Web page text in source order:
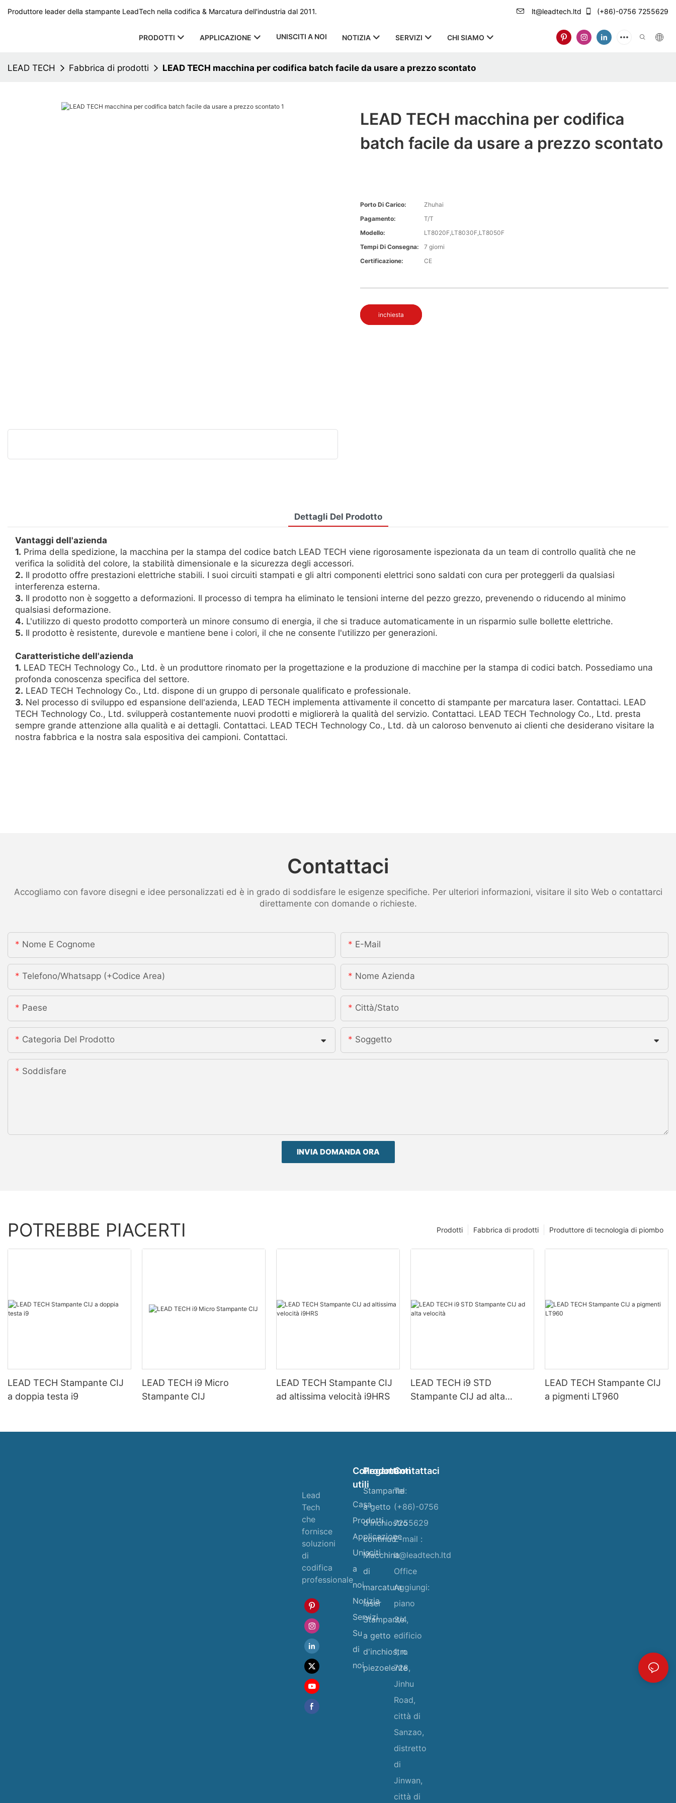
Produttore leader della stampante LeadTech nella codifica & Marcatura dell'industria dal 2011. lt@leadtech.ltd (+86)-0756 7255629
PRODOTTI APPLICAZIONE UNISCITI A NOI NOTIZIA SERVIZI CHI SIAMO
LEAD TECH Fabbrica di prodotti LEAD TECH macchina per codifica batch facile da usare a prezzo scontato
LEAD TECH macchina per codifica
batch facile da usare a prezzo scontato
Porto Di Carico:
Zhuhai
Pagamento:
T/T
Modello:
LT8020F,LT8030F,LT8050F
Tempi Di Consegna:
7 giorni
Certificazione:
CE
inchiesta
Dettagli Del Prodotto
Vantaggi dell'azienda
1. Prima della spedizione, la macchina per la stampa del codice batch LEAD TECH viene rigorosamente ispezionata da un team di controllo qualità che ne
verifica la solidità del colore, la stabilità dimensionale e la sicurezza degli accessori.
2. Il prodotto offre prestazioni elettriche stabili. I suoi circuiti stampati e gli altri componenti elettrici sono saldati con cura per proteggerli da qualsiasi
interferenza esterna.
3. Il prodotto non è soggetto a deformazioni. Il processo di tempra ha eliminato le tensioni interne del pezzo grezzo, prevenendo o riducendo al minimo
qualsiasi deformazione.
4. L'utilizzo di questo prodotto comporterà un minore consumo di energia, il che si traduce automaticamente in un risparmio sulle bollette elettriche.
5. Il prodotto è resistente, durevole e mantiene bene i colori, il che ne consente l'utilizzo per generazioni.
Caratteristiche dell'azienda
1. LEAD TECH Technology Co., Ltd. è un produttore rinomato per la progettazione e la produzione di macchine per la stampa di codici batch. Possediamo una
profonda conoscenza specifica del settore.
2. LEAD TECH Technology Co., Ltd. dispone di un gruppo di personale qualificato e professionale.
3. Nel processo di sviluppo ed espansione dell'azienda, LEAD TECH implementa attivamente il concetto di stampante per marcatura laser. Contattaci. LEAD
TECH Technology Co., Ltd. svilupperà costantemente nuovi prodotti e migliorerà la qualità del servizio. Contattaci. LEAD TECH Technology Co., Ltd. presta
sempre grande attenzione alla qualità e ai dettagli. Contattaci. LEAD TECH Technology Co., Ltd. dà un caloroso benvenuto ai clienti che desiderano visitare la
nostra fabbrica e la nostra sala espositiva dei campioni. Contattaci.
Contattaci
Accogliamo con favore disegni e idee personalizzati ed è in grado di soddisfare le esigenze specifiche. Per ulteriori informazioni, visitare il sito Web o contattarci
direttamente con domande o richieste.
Nome E Cognome E-Mail
Telefono/whatsapp (+codice Area) Nome Azienda
Paese Città/stato
Categoria Del Prodotto Soggetto
Soddisfare
INVIA DOMANDA ORA
POTREBBE PIACERTI Produttore di tecnologia di piombo
Fabbrica di prodotti
Prodotti
LEAD TECH Stampante CIJ
a doppia testa i9
LEAD TECH i9 Micro
Stampante CIJ
LEAD TECH Stampante CIJ
ad altissima velocità i9HRS
LEAD TECH i9 STD
Stampante CIJ ad alta
LEAD TECH Stampante CIJ
a pigmenti LT960
Lead
Tech
che
fornisce
soluzioni
di
codifica
professionale
Collegamenti
utili
Casa
Prodotti
Applicazione
Unisciti
a
noi
Notizia
Servizi
Su
di
noi
Prodotti
Stampante
a getto
d'inchiostro
continuo
Macchina
di
marcatura
laser
Stampante
a getto
d'inchiostro
piezoelente
Contattaci
Tel:
(+86)-0756
7255629
E-mail :
lt@leadtech.ltd
Office
Aggiungi:
piano
3/4,
edificio
1, n.
728,
Jinhu
Road,
città di
Sanzao,
distretto
di
Jinwan,
città di